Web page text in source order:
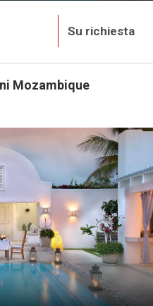
Su richiesta
Mozambique